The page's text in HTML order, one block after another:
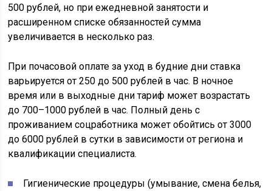
500 рублей, но при ежедневной занятости и
расширенном списке обязанностей сумма
увеличивается в несколько раз.
При почасовой оплате за уход в будние дни ставка
варьируется от 250 до 500 рублей в час. В ночное
время или в выходные дни тариф может возрастать
до 700–1000 рублей в час. Полный день с
проживанием соцработника может обойтись от 3000
до 6000 рублей в сутки в зависимости от региона и
квалификации специалиста.
Гигиенические процедуры (умывание, смена белья,